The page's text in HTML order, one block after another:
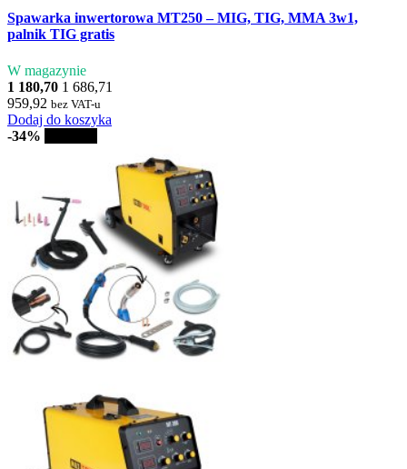
Spawarka inwertorowa MT250 – MIG, TIG, MMA 3w1,
palnik TIG gratis
W magazynie
1 180,70 1 686,71
959,92 bez VAT-u
Dodaj do koszyka
-34%